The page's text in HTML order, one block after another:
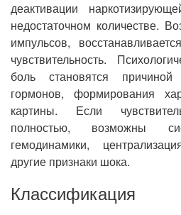
деактивации
недостаточном количестве.
импульсов,
чувствительность.
боль становятся
гормонов, формирования
картины. Если
полностью, возможны
гемодинамики,
другие признаки шока.
Классификация